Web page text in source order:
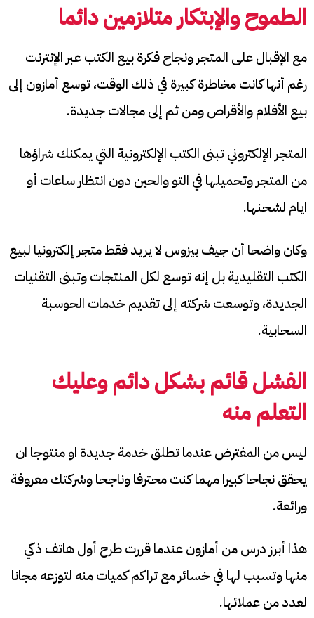
الطموح والإبتكار متلازمين دائما
مع الإقبال على المتجر ونجاح فكرة بيع الكتب عبر الإنترنت
رغم أنها كانت مخاطرة كبيرة في ذلك الوقت، توسع أمازون إلى
بيع الأفلام والأقراص ومن ثم إلى مجالات جديدة.
المتجر الإلكتروني تبنى الكتب الإلكترونية التي يمكنك شراؤها
من المتجر وتحميلها في التو والحين دون انتظار ساعات أو
ايام لشحنها.
وكان واضحا أن جيف بيزوس لا يريد فقط متجر إلكترونيا لبيع
الكتب التقليدية بل إنه توسع لكل المنتجات وتبنى التقنيات
الجديدة، وتوسعت شركته إلى تقديم خدمات الحوسبة
السحابية.
الفشل قائم بشكل دائم وعليك
التعلم منه
ليس من المفترض عندما تطلق خدمة جديدة او منتوجا ان
يحقق نجاحا كبيرا مهما كنت محترفا وناجحا وشركتك معروفة
ورائعة.
هذا أبرز درس من أمازون عندما قررت طرح أول هاتف ذكي
منها وتسبب لها في خسائر مع تراكم كميات منه لتوزعه مجانا
لعدد من عملائها.